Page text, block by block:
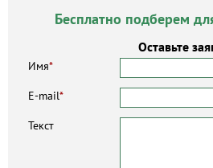
Бесплатно подберем
Оставьте
Имя*
E-mail*
Текст